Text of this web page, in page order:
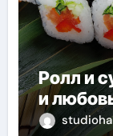
Ролл и
и